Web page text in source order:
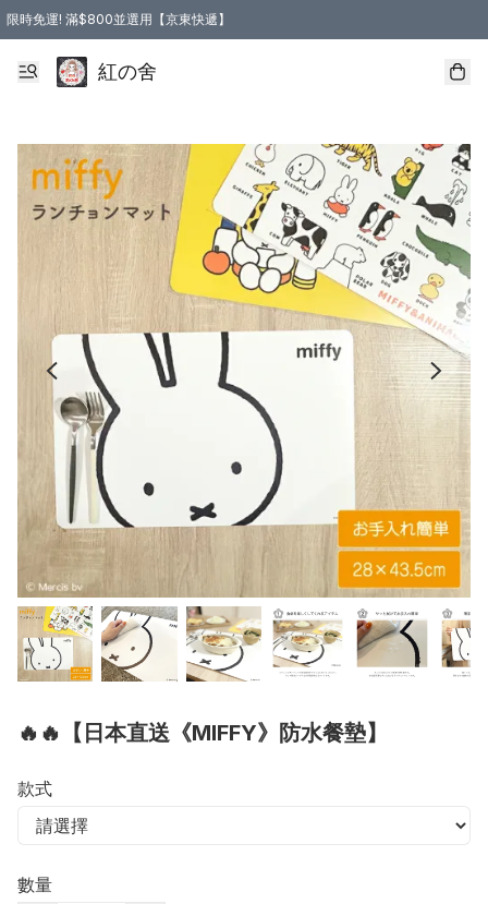
限時免運! 滿$800並選用【京東快遞】
紅の舍
🔥🔥【日本直送《MIFFY》防水餐墊】
款式
數量